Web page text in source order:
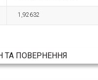
1,92632
ТА ПОВЕРНЕННЯ